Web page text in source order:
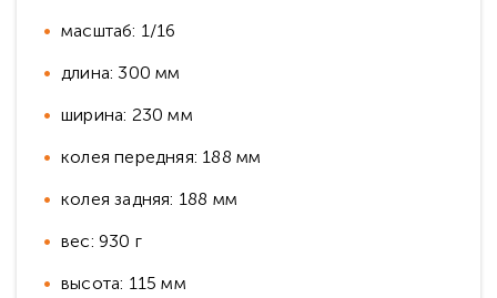
масштаб: 1/16
длина: 300 мм
ширина: 230 мм
колея передняя: 188 мм
колея задняя: 188 мм
вес: 930 г
высота: 115 мм